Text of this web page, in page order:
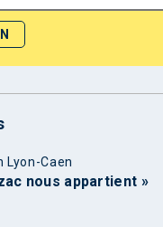
Lyon-Caen
nous appartient »